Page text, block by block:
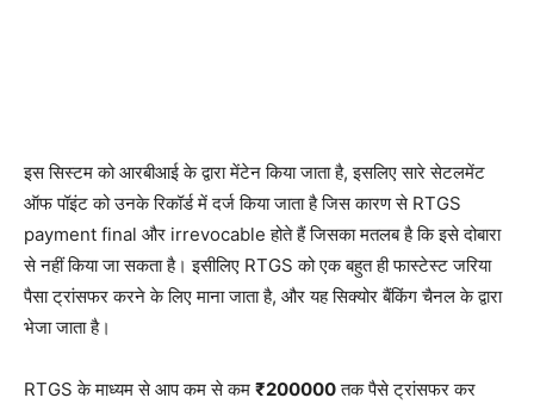
इस सिस्टम को आरबीआई के द्वारा मेंटेन किया जाता है, इसलिए सारे सेटलमेंट
ऑफ पॉइंट को उनके रिकॉर्ड में दर्ज किया जाता है जिस कारण से RTGS
payment final और irrevocable होते हैं जिसका मतलब है कि इसे दोबारा
से नहीं किया जा सकता है। इसीलिए RTGS को एक बहुत ही फास्टेस्ट जरिया
पैसा ट्रांसफर करने के लिए माना जाता है, और यह सिक्योर बैंकिंग चैनल के द्वारा
भेजा जाता है।
RTGS के माध्यम से आप कम से कम ₹200000तक पैसे ट्रांसफर कर